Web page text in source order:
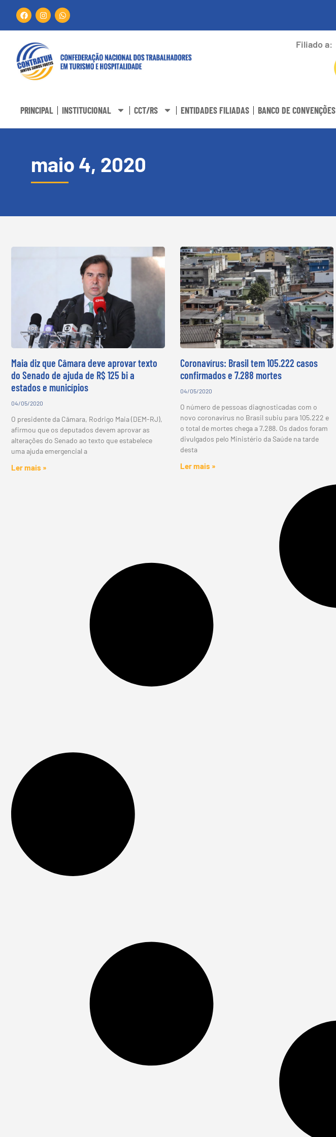
Filiado a:
PRINCIPAL INSTITUCIONAL CCT/RS ENTIDADES FILIADAS BANCO DE CONVENÇÕES
maio 4, 2020
Maia diz que Câmara deve aprovar texto
do Senado de ajuda de R$ 125 bi a
estados e municípios
04/05/2020
O presidente da Câmara, Rodrigo Maia (DEM-RJ),
afirmou que os deputados devem aprovar as
alterações do Senado ao texto que estabelece
uma ajuda emergencial a
Ler mais »
Coronavírus: Brasil tem 105.222 casos
confirmados e 7.288 mortes
04/05/2020
O número de pessoas diagnosticadas com o
novo coronavírus no Brasil subiu para 105.222 e
o total de mortes chega a 7.288. Os dados foram
divulgados pelo Ministério da Saúde na tarde
desta
Ler mais »